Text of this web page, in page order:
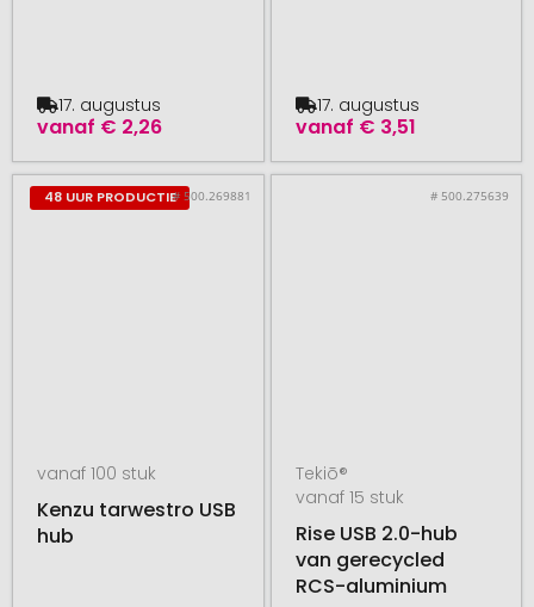
vanaf € 2,26
17. augustus
vanaf € 3,51
17. augustus
48 UUR PRODUCTIE# 500.269881
vanaf 100 stuk
Kenzu tarwestro USB
hub
# 500.275639
Tekiō®
vanaf 15 stuk
Rise USB 2.0-hub
van gerecycled
RCS-aluminium